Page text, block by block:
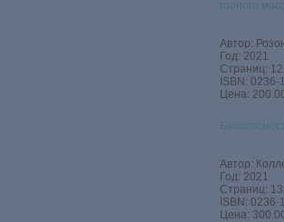
горного
Автор:
Год: 2021
Страниц: 12
ISBN:
Цена:
Автор:
Год: 2021
Страниц:
ISBN: 0236-
Цена: